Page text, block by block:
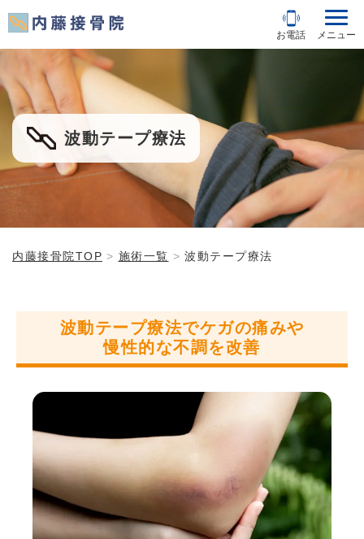
お電話 メニュー
波動テープ療法
内藤接骨院TOP 施術一覧 波動テープ療法
波動テープ療法でケガの痛みや
慢性的な不調を改善